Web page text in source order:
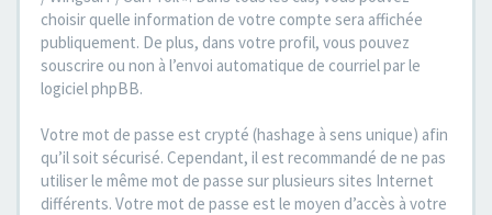
choisir quelle information de votre compte sera affichée
publiquement. De plus, dans votre profil, vous pouvez
souscrire ou non à l’envoi automatique de courriel par le
logiciel phpBB.
Votre mot de passe est crypté (hashage à sens unique) afin
qu’il soit sécurisé. Cependant, il est recommandé de ne pas
utiliser le même mot de passe sur plusieurs sites Internet
différents. Votre mot de passe est le moyen d’accès à votre